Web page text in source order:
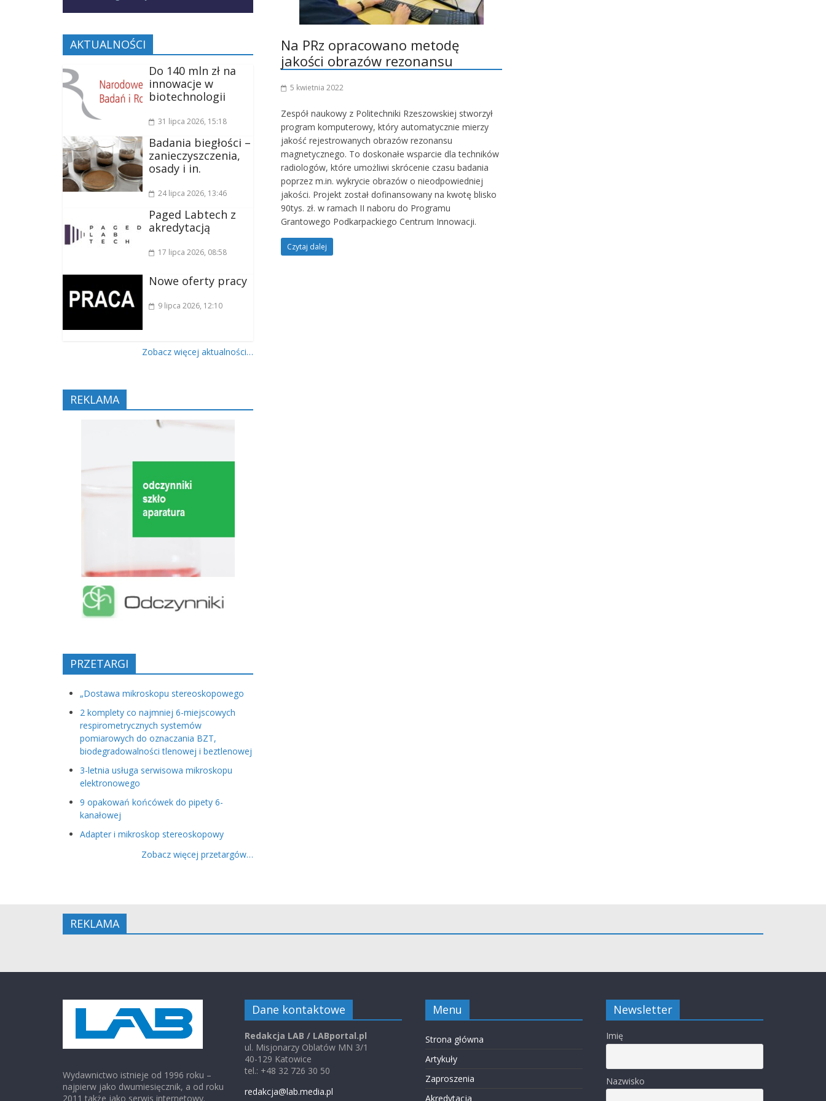
Na PRz opracowano metodę
jakości obrazów rezonansu
5 kwietnia 2022
Zespół naukowy z Politechniki Rzeszowskiej stworzył
program komputerowy, który automatycznie mierzy
jakość rejestrowanych obrazów rezonansu
magnetycznego. To doskonałe wsparcie dla techników
radiologów, które umożliwi skrócenie czasu badania
poprzez m.in. wykrycie obrazów o nieodpowiedniej
jakości. Projekt został dofinansowany na kwotę blisko
90tys. zł. w ramach II naboru do Programu
Grantowego Podkarpackiego Centrum Innowacji.
Czytaj dalej
AKTUALNOŚCI
Do 140 mln zł na
innowacje w
biotechnologii
31 lipca 2026, 15:18
Badania biegłości –
zanieczyszczenia,
osady i in.
24 lipca 2026, 13:46
Paged Labtech z
akredytacją
17 lipca 2026, 08:58
Nowe oferty pracy
9 lipca 2026, 12:10
Zobacz więcej aktualności…
REKLAMA
PRZETARGI
„Dostawa mikroskopu stereoskopowego
2 komplety co najmniej 6-miejscowych
respirometrycznych systemów
pomiarowych do oznaczania BZT,
biodegradowalności tlenowej i beztlenowej
3-letnia usługa serwisowa mikroskopu
elektronowego
9 opakowań końcówek do pipety 6-
kanałowej
Adapter i mikroskop stereoskopowy
Zobacz więcej przetargów…
REKLAMA
Wydawnictwo istnieje od 1996 roku –
najpierw jako dwumiesięcznik, a od roku
2011 także jako serwis internetowy.
Dane kontaktowe
Redakcja LAB / LABportal.pl
ul. Misjonarzy Oblatów MN 3/1
40-129 Katowice
tel.: +48 32 726 30 50
redakcja@lab.media.pl
Menu
Strona główna
Artykuły
Zaproszenia
Akredytacja
Newsletter
Imię
Nazwisko